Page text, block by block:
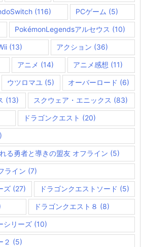
(116) PCゲーム (5)
PokémonLegendsアルセウス (10)
(13) アクション (36)
アニメ (14) アニメ感想 (11)
ウツロマユ (5) オーバーロード (6)
(13) スクウェア・エニックス (83)
ドラゴンクエスト (20)
る勇者と導きの盟友 オフライン (5)
ライン (7)
ズ (27) ドラゴンクエストソード (5)
ドラゴンクエスト８ (8)
シリーズ (10)
２ (5)